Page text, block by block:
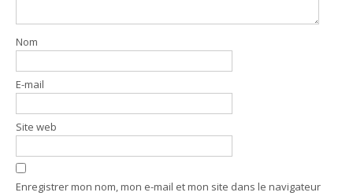
Nom
E-mail
Site web
Enregistrer mon nom, mon e-mail et mon site dans le navigateur